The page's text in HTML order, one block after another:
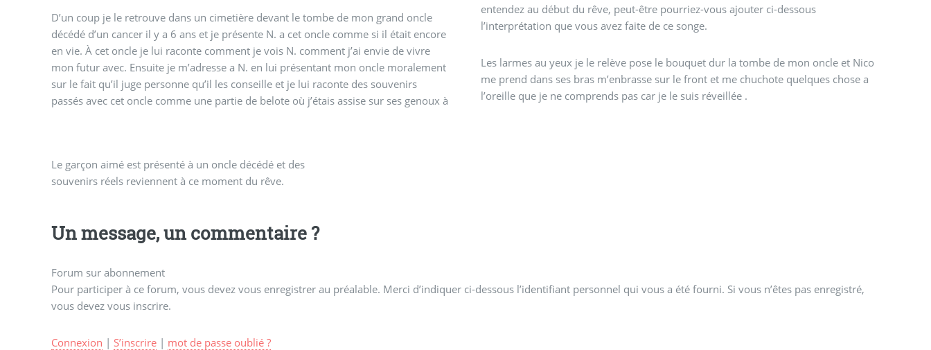
D’un coup je le retrouve dans un cimetière devant le tombe de mon grand oncle
décédé d’un cancer il y a 6 ans et je présente N. a cet oncle comme si il était encore
en vie. À cet oncle je lui raconte comment je vois N. comment j’ai envie de vivre
mon futur avec. Ensuite je m’adresse a N. en lui présentant mon oncle moralement
sur le fait qu’il juge personne qu’il les conseille et je lui raconte des souvenirs
passés avec cet oncle comme une partie de belote où j’étais assise sur ses genoux à
entendez au début du rêve, peut-être pourriez-vous ajouter ci-dessous
l’interprétation que vous avez faite de ce songe.
Les larmes au yeux je le relève pose le bouquet dur la tombe de mon oncle et Nico
me prend dans ses bras m’enbrasse sur le front et me chuchote quelques chose a
l’oreille que je ne comprends pas car je le suis réveillée .
Le garçon aimé est présenté à un oncle décédé et des
souvenirs réels reviennent à ce moment du rêve.
Un message, un commentaire ?
Forum sur abonnement
Pour participer à ce forum, vous devez vous enregistrer au préalable. Merci d’indiquer ci-dessous l’identifiant personnel qui vous a été fourni. Si vous n’êtes pas enregistré,
vous devez vous inscrire.
Connexion | S’inscrire| mot de passe oublié ?